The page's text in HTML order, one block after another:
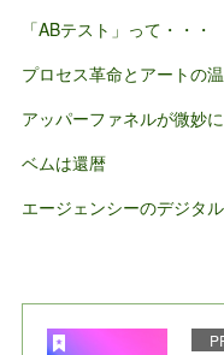
「ABテスト」って・・・
プロセス革命とアートの
アッパーファネルが微妙
ベムは還暦
エージェンシーのデジタ